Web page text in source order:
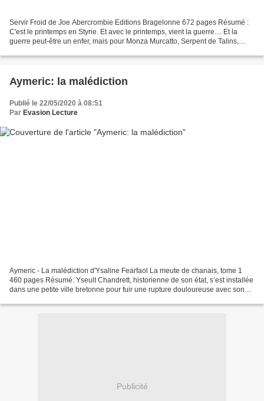
Servir Froid de Joe Abercrombie Editions Bragelonne 672 pages Résumé :
C'est le printemps en Styrie. Et avec le printemps, vient la guerre… Et la
guerre peut-être un enfer, mais pour Monza Murcatto, Serpent de Talins,
Aymeric: la malédiction
Publié le 22/05/2020 à 08:51
Par Evasion Lecture
Aymeric - La malédiction d'Ysaline Fearfaol La meute de chanais, tome 1
460 pages Résumé: Yseult Chandrett, historienne de son état, s’est installée
dans une petite ville bretonne pour fuir une rupture douloureuse avec son
Publicité